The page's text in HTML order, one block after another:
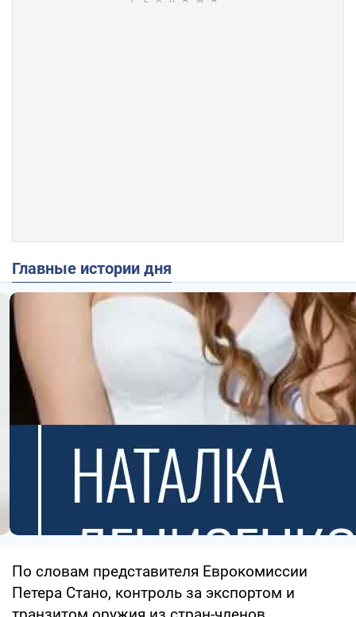
Главные истории дня
По словам представителя Еврокомиссии
Петера Стано, контроль за экспортом и